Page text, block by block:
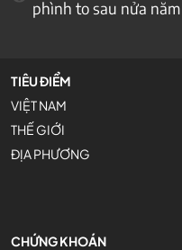
phình to sau nửa năm
TIÊU ĐIỂM
VIỆT NAM
THẾ GIỚI
ĐỊA PHƯƠNG
CHỨNG KHOÁN